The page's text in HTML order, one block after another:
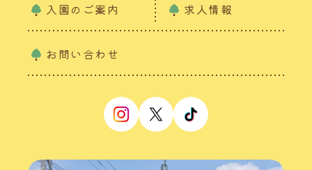
入園のご案内 求人情報
お問い合わせ